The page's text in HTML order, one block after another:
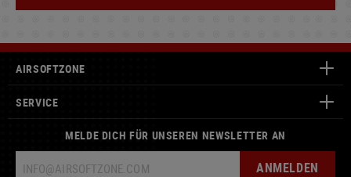
AIRSOFTZONE
SERVICE
MELDE DICH FÜR UNSEREN NEWSLETTER AN
ANMELDEN